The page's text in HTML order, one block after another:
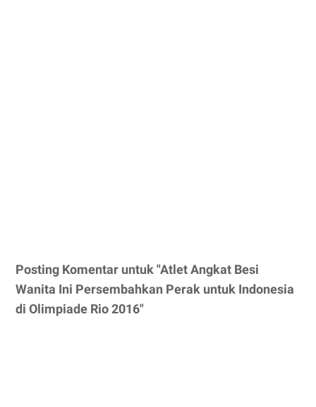
Posting Komentar untuk "Atlet Angkat Besi
Wanita Ini Persembahkan Perak untuk Indonesia
di Olimpiade Rio 2016"